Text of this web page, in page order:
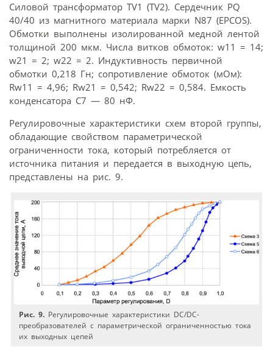
Силовой трансформатор TV1 (TV2). Сердечник PQ
40/40 из магнитного материала марки N87 (EPCOS).
Обмотки выполнены изолированной медной лентой
толщиной 200 мкм. Числа витков обмоток: w11 = 14;
w21 = 2; w22 = 2. Индуктивность первичной
обмотки 0,218 Гн; сопротивление обмоток (мОм):
Rw11 = 4,96; Rw21 = 0,542; Rw22 = 0,584. Емкость
конденсатора С7 — 80 нФ.
Регулировочные характеристики схем второй группы,
обладающие свойством параметрической
ограниченности тока, который потребляется от
источника питания и передается в выходную цепь,
представлены на рис. 9.
Рис. 9. Регулировочные характеристики DC/DC-
преобразователей с параметрической ограниченностью тока
их выходных цепей